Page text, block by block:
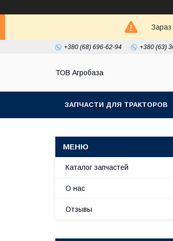
Зараз
+380 (68) 696-62-94 +380 (63)
ТОВ Агробаза
ЗАПЧАСТИ ДЛЯ ТРАКТОРОВ
Каталог запчастей
О нас
Отзывы